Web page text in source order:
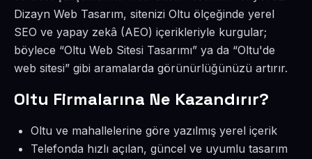
Dizayn Web Tasarım, sitenizi Oltu ölçeğinde yerel
SEO ve yapay zekâ (AEO) içerikleriyle kurgular;
böylece “Oltu Web Sitesi Tasarımı” ya da “Oltu'de
web sitesi” gibi aramalarda görünürlüğünüzü artırır.
Oltu Firmalarına Ne Kazandırır?
Oltu ve mahallelerine göre yazılmış yerel içerik
Telefonda hızlı açılan, güncel ve uyumlu tasarım